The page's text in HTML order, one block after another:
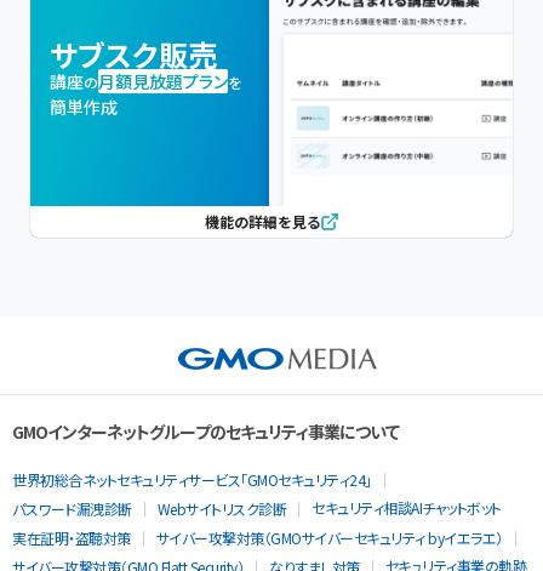
サブスク販売
講座の月額見放題プランを
簡単作成
機能の詳細を見る
GMOインターネットグループのセキュリティ事業について
世界初総合ネットセキュリティサービス「GMOセキュリティ24」
パスワード漏洩診断
Webサイトリスク診断
セキュリティ相談AIチャットボット
実在証明・盗聴対策
サイバー攻撃対策（GMOサイバーセキュリティ byイエラエ）
セキュリティ事業の軌跡